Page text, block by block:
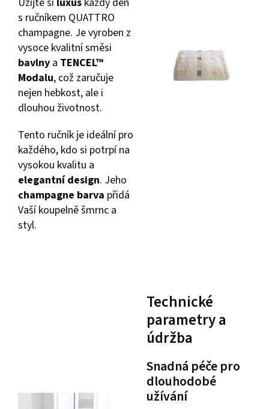
s ručníkem QUATTRO
champagne. Je vyroben z
vysoce kvalitní směsi
bavlny a TENCEL™
Modalu, což zaručuje
nejen hebkost, ale i
dlouhou životnost.
Tento ručník je ideální pro
každého, kdo si potrpí na
vysokou kvalitu a
elegantní design. Jeho
champagne barva přidá
Vaší koupelně šmrnc a
styl.
Technické
parametry a
údržba
Snadná péče pro
dlouhodobé
užívání